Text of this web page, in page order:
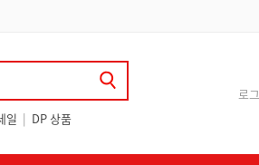
일 | DP 상품
로